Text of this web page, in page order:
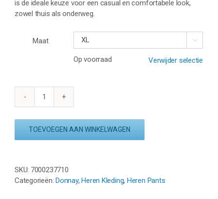
is de ideale keuze voor een casual en comfortabele look,
zowel thuis als onderweg.
Maat 
Op voorraad Verwijder selectie
DONNAY
(JACK)
aantal
TOEVOEGEN AAN WINKELWAGEN
SKU: 7000237710
Categorieën:Donnay,Heren Kleding, Heren Pants